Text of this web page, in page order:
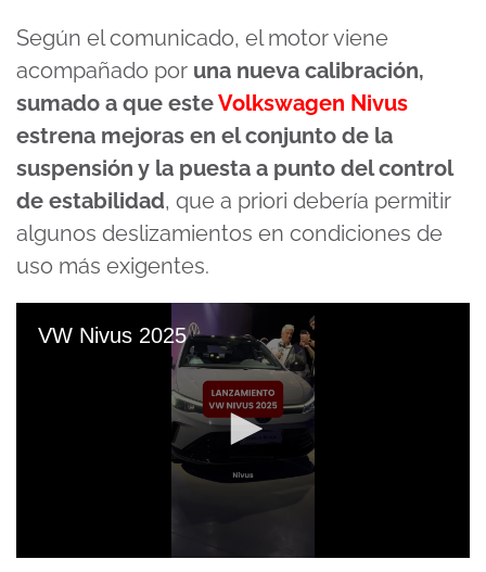
Según el comunicado, el motor viene
acompañado por una nueva calibración,
sumado a que esteVolkswagen Nivus
estrena mejoras en el conjunto de la
suspensión y la puesta a punto del control
de estabilidad, que a priori debería permitir
algunos deslizamientos en condiciones de
uso más exigentes.
VW Nivus 2025